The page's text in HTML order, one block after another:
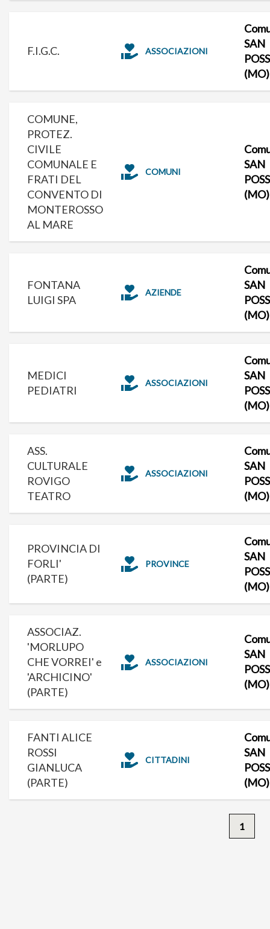
F.I.G.C. ASSOCIAZIONI
SAN
(MO)
COMUNE,
PROTEZ.
CIVILE
COMUNALE E
FRATI DEL
CONVENTO DI
MONTEROSSO
AL MARE
COMUNI
SAN
(MO)
FONTANA
LUIGI SPA
AZIENDE
SAN
(MO)
MEDICI
PEDIATRI
ASSOCIAZIONI
SAN
(MO)
ASS.
CULTURALE
ROVIGO
TEATRO
ASSOCIAZIONI
SAN
(MO)
PROVINCIA DI
FORLI'
(PARTE)
PROVINCE
SAN
(MO)
ASSOCIAZ.
'MORLUPO
CHE VORREI' e
'ARCHICINO'
(PARTE)
ASSOCIAZIONI
SAN
(MO)
FANTI ALICE
ROSSI
GIANLUCA
(PARTE)
CITTADINI
SAN
(MO)
1